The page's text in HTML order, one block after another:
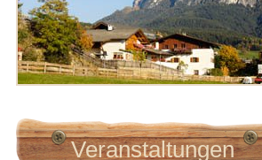
Veranstaltungen